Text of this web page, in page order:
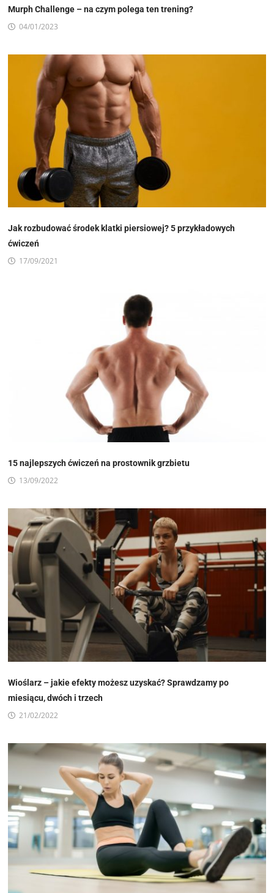
Murph Challenge – na czym polega ten trening?
04/01/2023
Jak rozbudować środek klatki piersiowej? 5 przykładowych
ćwiczeń
17/09/2021
15 najlepszych ćwiczeń na prostownik grzbietu
13/09/2022
Wioślarz – jakie efekty możesz uzyskać? Sprawdzamy po
miesiącu, dwóch i trzech
21/02/2022